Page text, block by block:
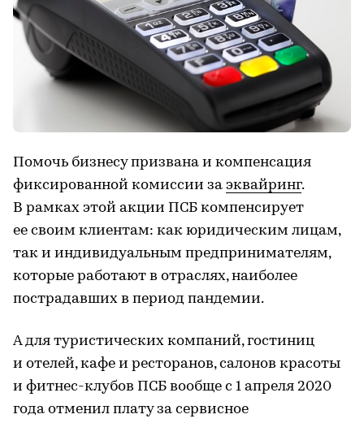
Помочь бизнесу призвана и компенсация
фиксированной комиссии за эквайринг.
В рамках этой акции ПСБ компенсирует
ее своим клиентам: как юридическим лицам,
так и индивидуальным предпринимателям,
которые работают в отраслях, наиболее
пострадавших в период пандемии.
А для туристических компаний, гостиниц
и отелей, кафе и ресторанов, салонов красоты
и фитнес-клубов ПСБ вообще с 1 апреля 2020
года отменил плату за сервисное